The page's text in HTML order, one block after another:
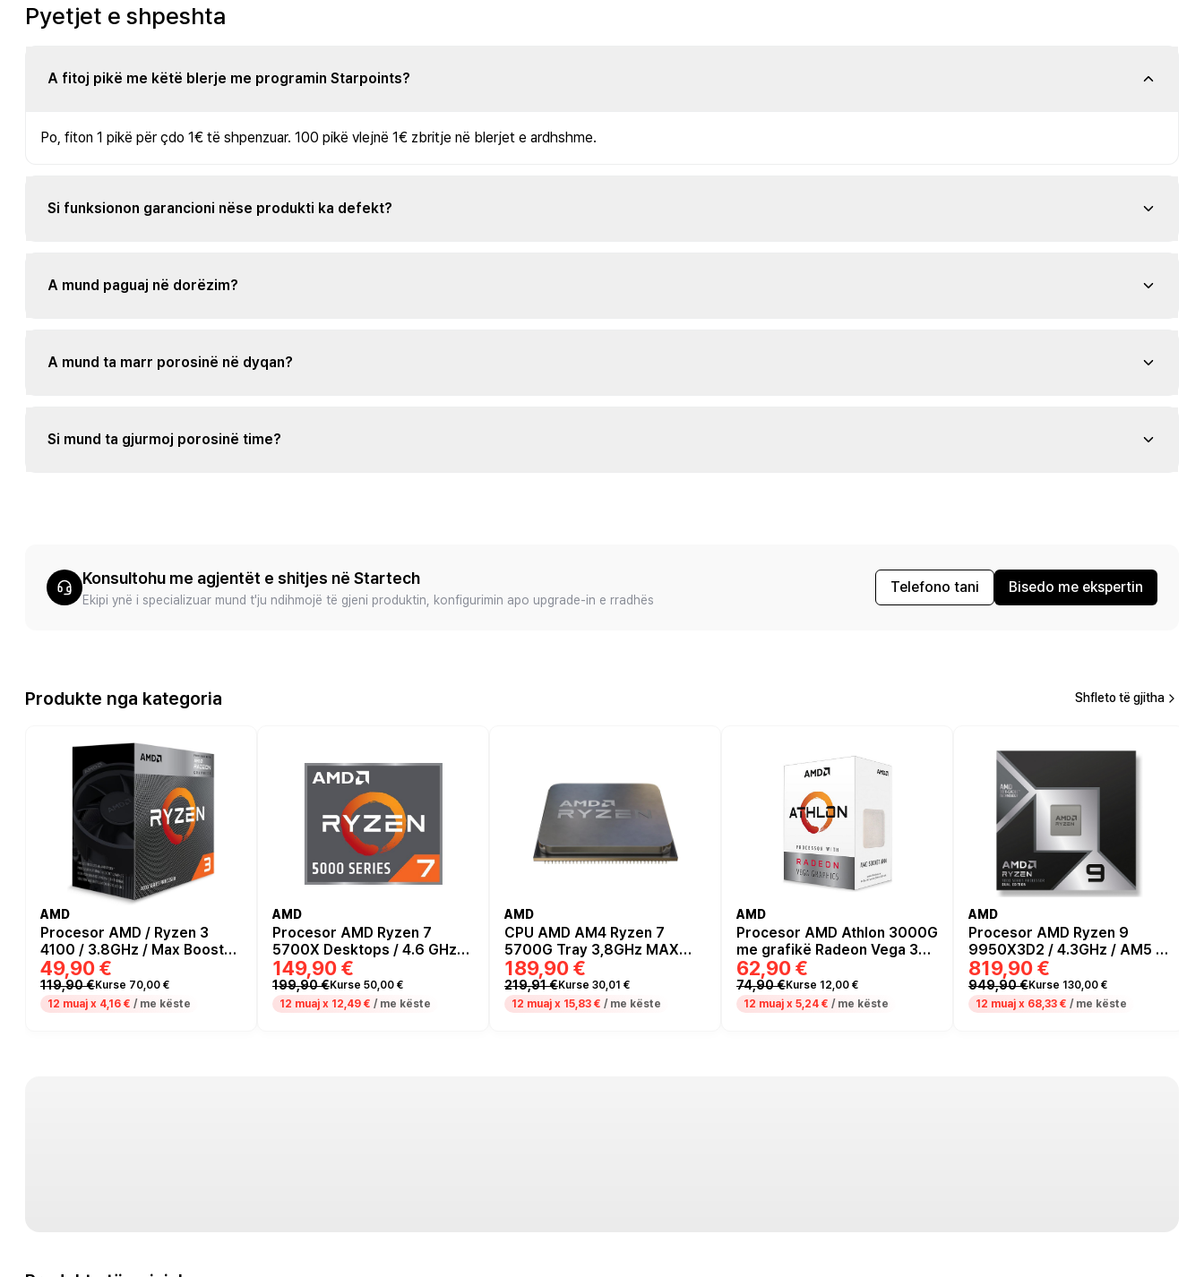
Pyetjet e shpeshta
A fitoj pikë me këtë blerje me programin Starpoints?
Po, fiton 1 pikë për çdo 1€ të shpenzuar. 100 pikë vlejnë 1€ zbritje në blerjet e ardhshme.
Si funksionon garancioni nëse produkti ka defekt?
A mund paguaj në dorëzim?
A mund ta marr porosinë në dyqan?
Si mund ta gjurmoj porosinë time?
Konsultohu me agjentët e shitjes në Startech
Ekipi ynë i specializuar mund t'ju ndihmojë të gjeni produktin, konfigurimin apo upgrade-in e rradhës
Telefono tani Bisedo me ekspertin
Produkte nga kategoria Shfleto të gjitha
AMD
Procesor AMD / Ryzen 3
4100 / 3.8GHz / Max Boost
4GHz / 4xCore / 6MB / 65W
me Ftohës Wraith Stealth
49,90 €
119,90 €Kurse 70,00 €
12 muaj x 4,16 € / me këste
AMD
Procesor AMD Ryzen 7
5700X Desktops / 4.6 GHz
Max. Boost
149,90 €
199,90 €Kurse 50,00 €
12 muaj x 12,49 € / me këste
AMD
CPU AMD AM4 Ryzen 7
5700G Tray 3,8GHz MAX
4,6GHz 8xCore 16MB 65W
189,90 €
219,91 €Kurse 30,01 €
12 muaj x 15,83 € / me këste
AMD
Procesor AMD Athlon 3000G
me grafikë Radeon Vega 3
SBX / 3.5GHz / 4MB / L3
62,90 €
74,90 €Kurse 12,00 €
12 muaj x 5,24 € / me këste
AMD
Procesor AMD Ryzen 9
9950X3D2 / 4.3GHz / AM5 /
16 Core / 32 Threads /
192MB / 200W / Tray
819,90 €
949,90 €Kurse 130,00 €
12 muaj x 68,33 € / me këste